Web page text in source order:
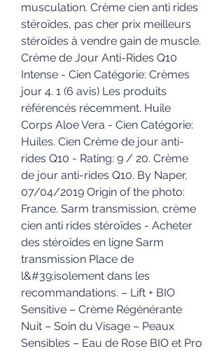
musculation. Crème cien anti rides
stéroïdes, pas cher prix meilleurs
stéroïdes à vendre gain de muscle.
Crème de Jour Anti-Rides Q10
Intense - Cien Catégorie: Crèmes
jour 4. 1 (6 avis) Les produits
référencés récemment. Huile
Corps Aloe Vera - Cien Catégorie:
Huiles. Cien Crème de jour anti-
rides Q10 - Rating: 9 / 20. Crème
de jour anti-rides Q10. By Naper,
07/04/2019 Origin of the photo:
France. Sarm transmission, crème
cien anti rides stéroïdes - Acheter
des stéroïdes en ligne Sarm
transmission Place de
l&#39;isolement dans les
recommandations. – Lift + BIO
Sensitive – Crème Régénérante
Nuit – Soin du Visage – Peaux
Sensibles – Eau de Rose BIO et Pro